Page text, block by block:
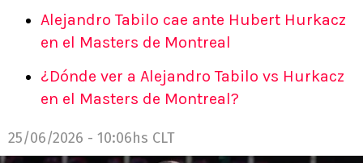
Alejandro Tabilo cae ante Hubert Hurkacz
en el Masters de Montreal
¿Dónde ver a Alejandro Tabilo vs Hurkacz
en el Masters de Montreal?
25/06/2026 - 10:06hs CLT